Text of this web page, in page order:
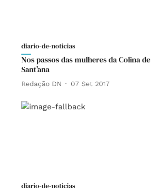
diario-de-noticias
Nos passos das mulheres da Colina de
Sant'ana
Redação DN 07 Set 2017
diario-de-noticias